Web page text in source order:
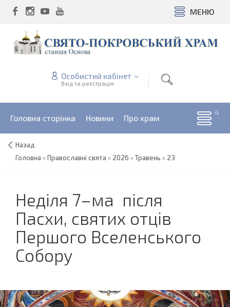
МЕНЮ
Особистий кабінет
Вхід та реєстрація
Головна сторінка Новини Про храм
Назад
Головна »Православні свята » 2026 »Травень » 23
Неділя 7–ма після
Пасхи, святих отців
Першого Вселенського
Собору